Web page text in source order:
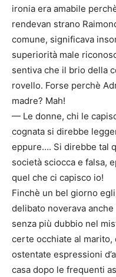
ironia era amabile
rendevan strano
comune, significava
superiorità male
sentiva che il brio della
rovello. Forse perchè
madre? Mah!
— Le donne, chi le
cognata si direbbe
eppure…. Si direbbe tal
società sciocca e falsa,
quel che ci capisco io!
Finchè un bel giorno
delibato noverava
senza più dubbio nel
certe occhiate al
ostentate espressioni
casa dopo le frequenti